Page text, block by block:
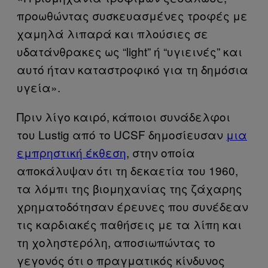
προωθώντας συσκευασμένες τροφές με
χαμηλά λιπαρά και πλούσιες σε
υδατάνθρακες ως “light” ή “υγιεινές” και
αυτό ήταν καταστροφικό για τη δημόσια
υγεία».
Πριν λίγο καιρό, κάποιοι συνάδελφοι
του Lustig από το UCSF δημοσίευσαν μια
εμπρηστική έκθεση, στην οποία
αποκάλυψαν ότι τη δεκαετία του 1960,
τα λόμπι της βιομηχανίας της ζάχαρης
χρηματοδότησαν έρευνες που συνέδεαν
τις καρδιακές παθήσεις με τα λίπη και
τη χοληστερόλη, αποσιωπώντας το
γεγονός ότι ο πραγματικός κίνδυνος